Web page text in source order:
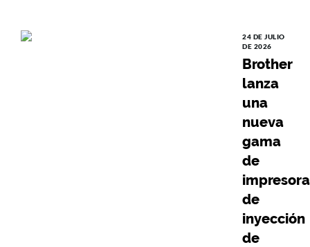
24 DE JULIO
DE 2026
Brother
lanza
una
nueva
gama
de
de
inyección
de